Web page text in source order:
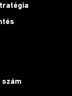
szám